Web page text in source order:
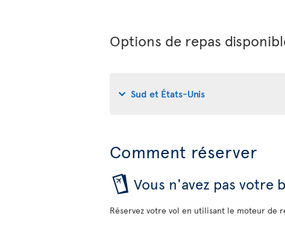
Options de repas
Sud et États-Unis
Comment réserver
Vous n'avez pas votre
Réservez votre vol en utilisant le moteur de